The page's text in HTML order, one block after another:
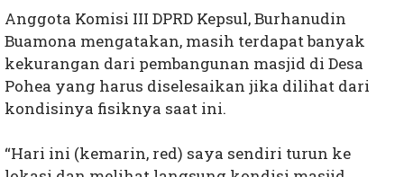
Anggota Komisi III DPRD Kepsul, Burhanudin
Buamona mengatakan, masih terdapat banyak
kekurangan dari pembangunan masjid di Desa
Pohea yang harus diselesaikan jika dilihat dari
kondisinya fisiknya saat ini.
“Hari ini (kemarin, red) saya sendiri turun ke